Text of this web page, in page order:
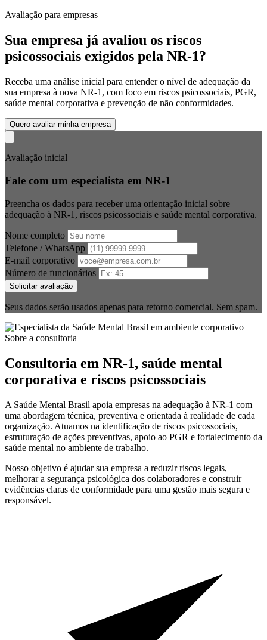
Avaliação para empresas
Sua empresa já avaliou os riscos
psicossociais exigidos pela NR-1?
Receba uma análise inicial para entender o nível de adequação da
sua empresa à nova NR-1, com foco em riscos psicossociais, PGR,
saúde mental corporativa e prevenção de não conformidades.
Quero avaliar minha empresa
Avaliação inicial
Fale com um especialista em NR-1
Preencha os dados para receber uma orientação inicial sobre
adequação à NR-1, riscos psicossociais e saúde mental corporativa.
Nome completo
Telefone / WhatsApp
E-mail corporativo
Número de funcionários
Solicitar avaliação
Seus dados serão usados apenas para retorno comercial. Sem spam.
Sobre a consultoria
Consultoria em NR-1, saúde mental
corporativa e riscos psicossociais
A Saúde Mental Brasil apoia empresas na adequação à NR-1 com
uma abordagem técnica, preventiva e orientada à realidade de cada
organização. Atuamos na identificação de riscos psicossociais,
estruturação de ações preventivas, apoio ao PGR e fortalecimento da
saúde mental no ambiente de trabalho.
Nosso objetivo é ajudar sua empresa a reduzir riscos legais,
melhorar a segurança psicológica dos colaboradores e construir
evidências claras de conformidade para uma gestão mais segura e
responsável.